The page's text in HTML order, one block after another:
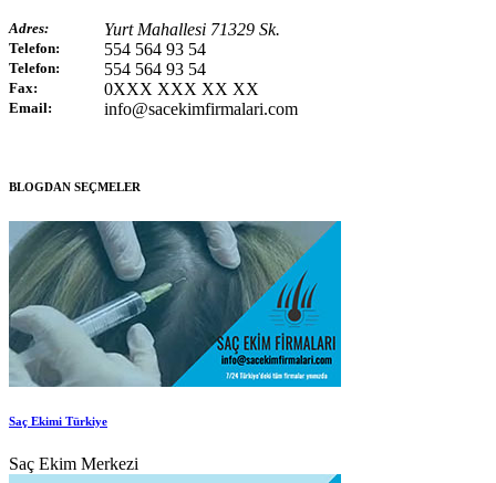
Adres: Yurt Mahallesi 71329 Sk.
Telefon: 554 564 93 54
Telefon: 554 564 93 54
Fax: 0XXX XXX XX XX
Email: info@sacekimfirmalari.com
BLOGDAN SEÇMELER
Saç Ekimi Türkiye
Saç Ekim Merkezi